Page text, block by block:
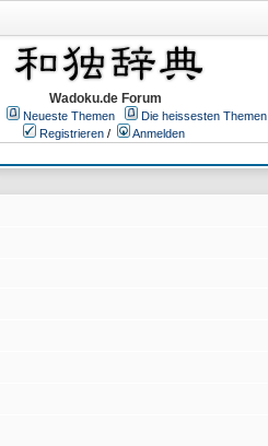
Wadoku.de Forum
Neueste Themen
Die heissesten Themen
Registrieren /
Anmelden